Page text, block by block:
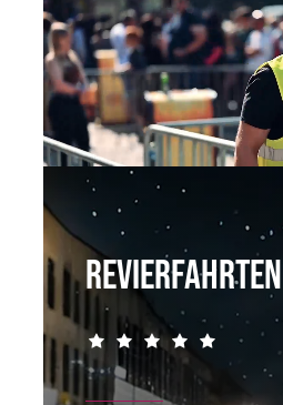
Revierfahrten